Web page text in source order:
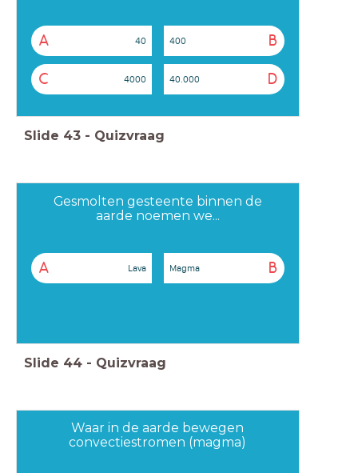
A 40 B
400
C 4000 D
40.000
Slide 43 - Quizvraag
Gesmolten gesteente binnen de
aarde noemen we...
A Lava B
Magma
Slide 44 - Quizvraag
Waar in de aarde bewegen
convectiestromen (magma)